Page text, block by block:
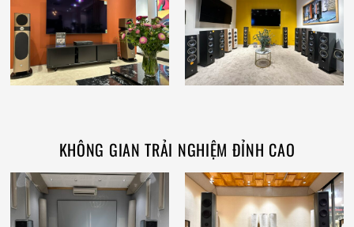
KHÔNG GIAN TRẢI NGHIỆM ĐỈNH CAO